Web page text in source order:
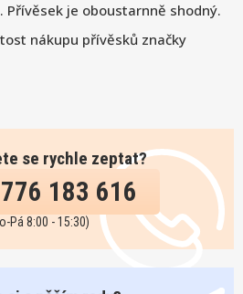
je oboustarnně shodný.
nákupu přívěsků značky
se rychle zeptat?
183 616
Pá 8:00 - 15:30)